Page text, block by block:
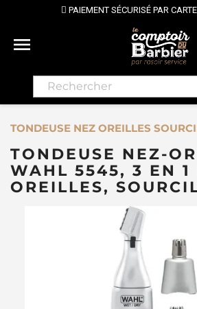
PAIEMENT SÉCURISÉ PAR

TONDEUSE NEZ OREILLES
TONDEUSE NEZ-
WAHL 5545, 3 EN 1
OREILLES,